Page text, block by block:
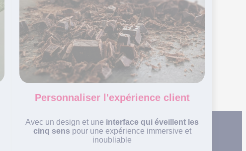
Personnaliser l'expérience client
Avec un design et une interface qui éveillent les
cinq sens pour une expérience immersive et
inoubliable